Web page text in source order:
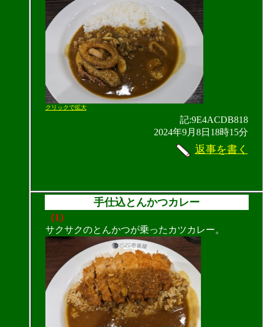
クリックで拡大
記:9E4ACDB818
2024年9月8日18時15分
返事を書く
手仕込とんかつカレー
（1）
サクサクのとんかつが乗ったカツカレー。